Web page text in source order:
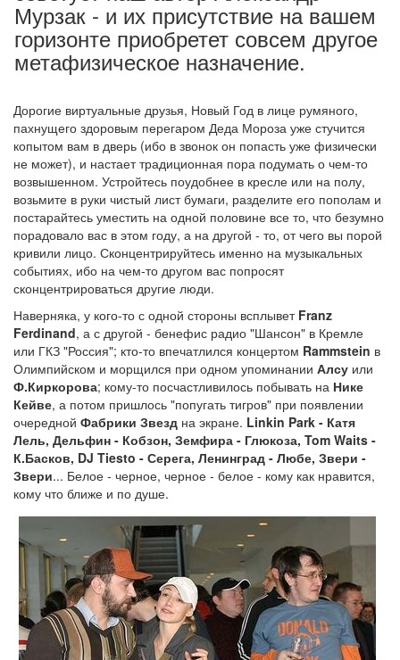
Мурзак - и их присутствие на вашем
горизонте приобретет совсем другое
метафизическое назначение.
Дорогие виртуальные друзья, Новый Год в лице румяного,
пахнущего здоровым перегаром Деда Мороза уже стучится
копытом вам в дверь (ибо в звонок он попасть уже физически
не может), и настает традиционная пора подумать о чем-то
возвышенном. Устройтесь поудобнее в кресле или на полу,
возьмите в руки чистый лист бумаги, разделите его пополам и
постарайтесь уместить на одной половине все то, что безумно
порадовало вас в этом году, а на другой - то, от чего вы порой
кривили лицо. Сконцентрируйтесь именно на музыкальных
событиях, ибо на чем-то другом вас попросят
сконцентрироваться другие люди.
Наверняка, у кого-то с одной стороны всплывет Franz
Ferdinand, а с другой - бенефис радио "Шансон" в Кремле
или ГКЗ "Россия"; кто-то впечатлился концертом Rammstein в
Олимпийском и морщился при одном упоминании Алсу или
Ф.Киркорова; кому-то посчастливилось побывать на Нике
Кейве, а потом пришлось "попугать тигров" при появлении
очередной Фабрики Звезд на экране. Linkin Park - Катя
Лель, Дельфин - Кобзон, Земфира - Глюкоза, Tom Waits -
К.Басков, DJ Tiesto - Серега, Ленинград - Любе, Звери -
Звери... Белое - черное, черное - белое - кому как нравится,
кому что ближе и по душе.